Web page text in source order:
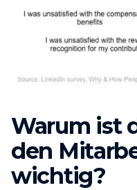
Warum ist
den
wichtig?